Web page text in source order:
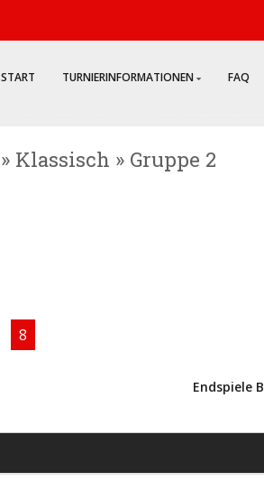
START TURNIERINFORMATIONEN FAQ
» Klassisch » Gruppe 2
8
Endspiele B